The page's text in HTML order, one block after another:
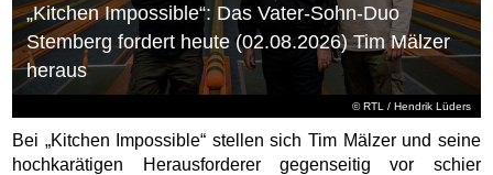
©RTL / Hendrik Lüders
„Kitchen Impossible“: Das Vater-Sohn-Duo
Stemberg fordert heute (02.08.2026) Tim Mälzer
heraus
Bei „Kitchen Impossible“ stellen sich Tim Mälzer und seine
hochkarätigen Herausforderer gegenseitig vor schier